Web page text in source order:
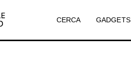
CERCA GADGETS